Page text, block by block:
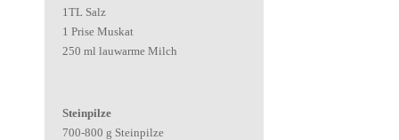
1TL Salz
1 Prise Muskat
250 ml lauwarme Milch
Steinpilze
700-800 g Steinpilze